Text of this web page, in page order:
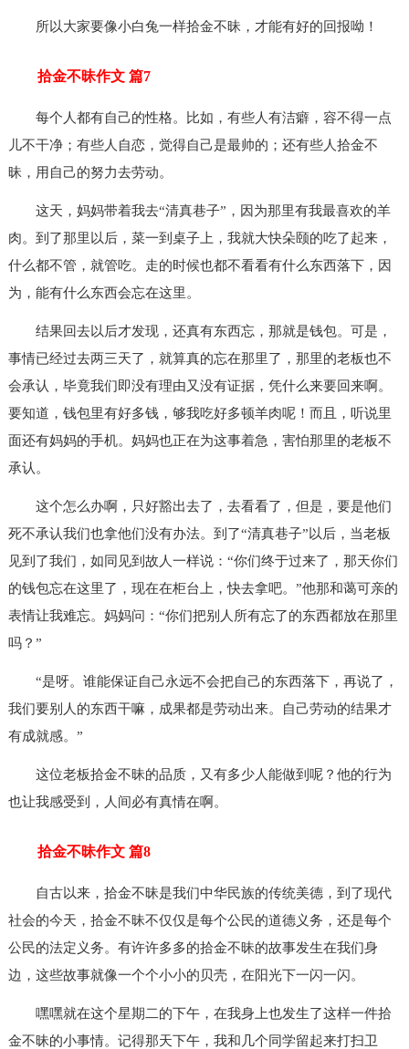
所以大家要像小白兔一样拾金不昧，才能有好的回报呦！
拾金不昧作文 篇7
每个人都有自己的性格。比如，有些人有洁癖，容不得一点
儿不干净；有些人自恋，觉得自己是最帅的；还有些人拾金不
昧，用自己的努力去劳动。
这天，妈妈带着我去“清真巷子”，因为那里有我最喜欢的羊
肉。到了那里以后，菜一到桌子上，我就大快朵颐的吃了起来，
什么都不管，就管吃。走的时候也都不看看有什么东西落下，因
为，能有什么东西会忘在这里。
结果回去以后才发现，还真有东西忘，那就是钱包。可是，
事情已经过去两三天了，就算真的忘在那里了，那里的老板也不
会承认，毕竟我们即没有理由又没有证据，凭什么来要回来啊。
要知道，钱包里有好多钱，够我吃好多顿羊肉呢！而且，听说里
面还有妈妈的手机。妈妈也正在为这事着急，害怕那里的老板不
承认。
这个怎么办啊，只好豁出去了，去看看了，但是，要是他们
死不承认我们也拿他们没有办法。到了“清真巷子”以后，当老板
见到了我们，如同见到故人一样说：“你们终于过来了，那天你们
的钱包忘在这里了，现在在柜台上，快去拿吧。”他那和蔼可亲的
表情让我难忘。妈妈问：“你们把别人所有忘了的东西都放在那里
吗？”
“是呀。谁能保证自己永远不会把自己的东西落下，再说了，
我们要别人的东西干嘛，成果都是劳动出来。自己劳动的结果才
有成就感。”
这位老板拾金不昧的品质，又有多少人能做到呢？他的行为
也让我感受到，人间必有真情在啊。
拾金不昧作文 篇8
自古以来，拾金不昧是我们中华民族的传统美德，到了现代
社会的今天，拾金不昧不仅仅是每个公民的道德义务，还是每个
公民的法定义务。有许许多多的拾金不昧的故事发生在我们身
边，这些故事就像一个个小小的贝壳，在阳光下一闪一闪。
嘿嘿就在这个星期二的下午，在我身上也发生了这样一件拾
金不昧的小事情。记得那天下午，我和几个同学留起来打扫卫